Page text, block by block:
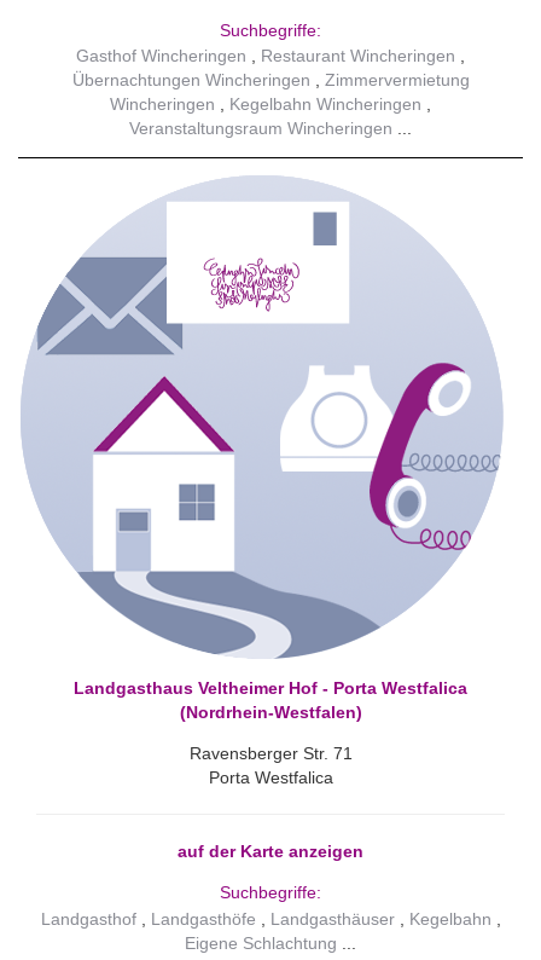
Suchbegriffe:
Gasthof Wincheringen
Restaurant Wincheringen
Übernachtungen Wincheringen
Zimmervermietung
Wincheringen
Kegelbahn Wincheringen
Veranstaltungsraum Wincheringen
Landgasthaus Veltheimer Hof - Porta Westfalica
(Nordrhein-Westfalen)
Ravensberger Str. 71
Porta Westfalica
auf der Karte anzeigen
Suchbegriffe:
Landgasthof
Landgasthöfe Landgasthäuser
Kegelbahn
Eigene Schlachtung